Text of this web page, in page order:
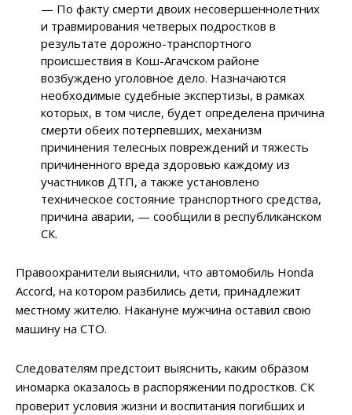
— По факту смерти двоих несовершеннолетних
и травмирования четверых подростков в
результате дорожно-транспортного
происшествия в Кош-Агачском районе
возбуждено уголовное дело. Назначаются
необходимые судебные экспертизы, в рамках
которых, в том числе, будет определена причина
смерти обеих потерпевших, механизм
причинения телесных повреждений и тяжесть
причиненного вреда здоровью каждому из
участников ДТП, а также установлено
техническое состояние транспортного средства,
причина аварии, — сообщили в республиканском
СК.
Правоохранители выяснили, что автомобиль Honda
Accord, на котором разбились дети, принадлежит
местному жителю. Накануне мужчина оставил свою
машину на СТО.
Следователям предстоит выяснить, каким образом
иномарка оказалось в распоряжении подростков. СК
проверит условия жизни и воспитания погибших и